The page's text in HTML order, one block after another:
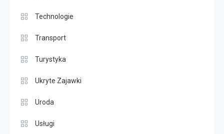
Technologie
Transport
Turystyka
Ukryte Zajawki
Uroda
Usługi